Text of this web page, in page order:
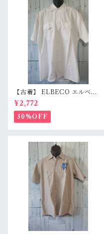
【古着】 ELBECO エルベコ
半袖 ワークシャツ L（身幅63.
5cm） ホワイト 白 ビッグシ
ルエット オーバーサイズ Ran
kB
¥2,772
30%OFF